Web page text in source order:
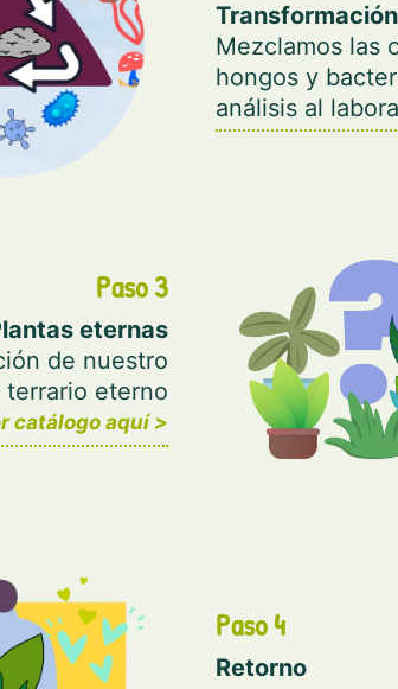
Transformación
Mezclamos las
hongos y
análisis al
Paso 3
eternas
de nuestro
eterno
catálogo aquí >
Paso 4
Retorno